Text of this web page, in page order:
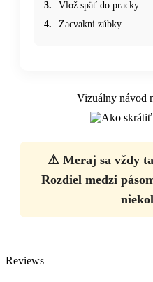
3.
Vlož späť do pracky
4.
Zacvakni zúbky
Vizuálny návod
⚠️ Meraj sa vždy
Rozdiel medzi
Reviews